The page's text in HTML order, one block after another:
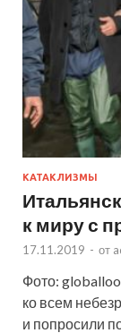
КАТАКЛИЗМЫ
к миру с
17.11.2019 - от
Фото:
ко всем
и попросили